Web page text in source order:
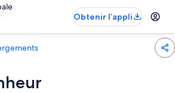
Obtenir l’appli